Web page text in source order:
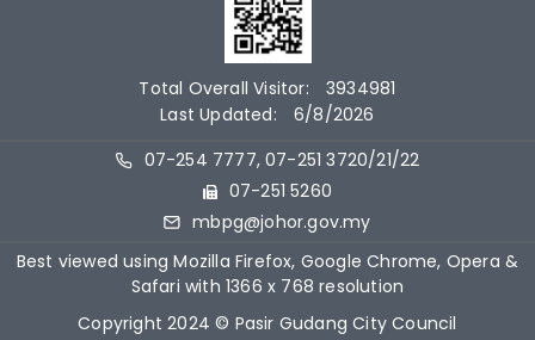
Total Overall Visitor:
3934981
Last Updated:
6/8/2026
07-254 7777, 07-251 3720/21/22
07-251 5260
mbpg@johor.gov.my
Best viewed using Mozilla Firefox, Google Chrome, Opera &
Safari with 1366 x 768 resolution
Copyright 2024 © Pasir Gudang City Council